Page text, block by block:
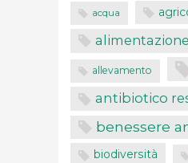
acqua
alimentazione
allevamento
antibiotico
benessere
biodiversità